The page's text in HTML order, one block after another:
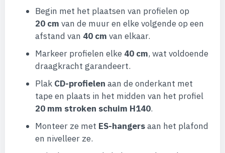
Begin met het plaatsen van profielen op
20 cm van de muur en elke volgende op een
afstand van 40 cm van elkaar.
Markeer profielen elke 40 cm, wat voldoende
draagkracht garandeert.
Plak CD-profielen aan de onderkant met
tape en plaats in het midden van het profiel
20 mm stroken schuim H140.
Monteer ze met ES-hangersaan het plafond
en nivelleer ze.